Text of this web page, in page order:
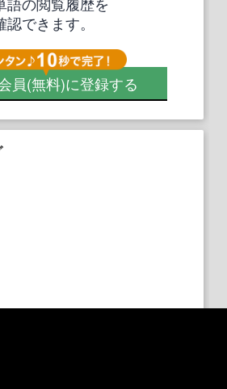
認できます。
員(無料)に登録する